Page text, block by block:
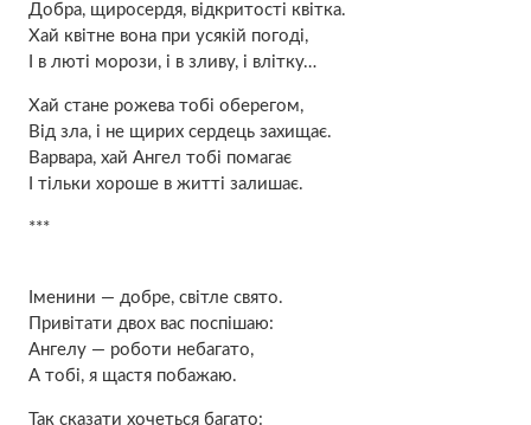
Добра, щиросердя, відкритості квітка.
Хай квітне вона при усякій погоді,
І в люті морози, і в зливу, і влітку…
Хай стане рожева тобі оберегом,
Від зла, і не щирих сердець захищає.
Варвара, хай Ангел тобі помагає
І тільки хороше в житті залишає.
***
Іменини — добре, світле свято.
Привітати двох вас поспішаю:
Ангелу — роботи небагато,
А тобі, я щастя побажаю.
Так сказати хочеться багато: